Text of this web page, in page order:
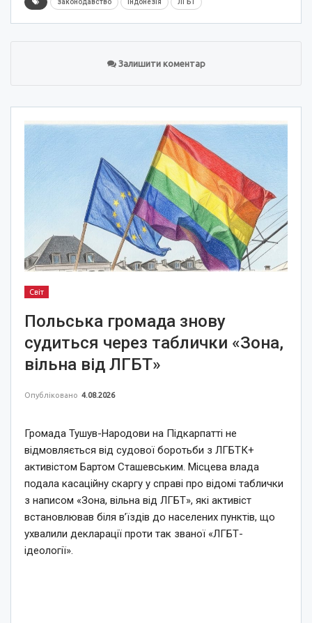
законодавство Індонезія ЛГБТ
Залишити коментар
Світ
Польська громада знову
судиться через таблички «Зона,
вільна від ЛГБТ»
Опубліковано 4.08.2026
Громада Тушув-Народови на Підкарпатті не
відмовляється від судової боротьби з ЛГБТК+
активістом Бартом Сташевським. Місцева влада
подала касаційну скаргу у справі про відомі таблички
з написом «Зона, вільна від ЛГБТ», які активіст
встановлював біля в’їздів до населених пунктів, що
ухвалили декларації проти так званої «ЛГБТ-
ідеології».